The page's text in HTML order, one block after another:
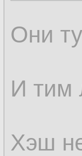
Они
И тим
Хэш